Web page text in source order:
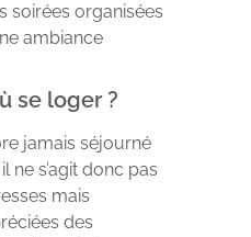
soirées organisées
ambiance
se loger ?
jamais séjourné
ne s’agit donc pas
mais
des